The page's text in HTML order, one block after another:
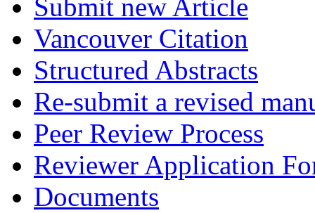
Submit new Article
Vancouver Citation
Structured Abstracts
Re-submit a revised
Peer Review Process
Reviewer Application
Documents